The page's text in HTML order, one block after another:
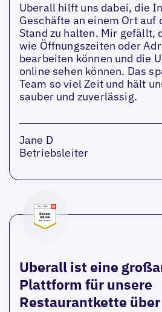
Uberall hilft uns dabei, die
Geschäfte an einem Ort auf
Stand zu halten. Mir gefällt,
wie Öffnungszeiten oder
bearbeiten können und die
online sehen können. Das
Team so viel Zeit und hält
sauber und zuverlässig.
Jane D
Betriebsleiter
Uberall ist eine
Plattform für unsere
Restaurantkette